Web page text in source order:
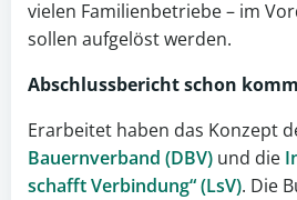
vielen Familienbetriebe – im
sollen aufgelöst werden.
Abschlussbericht schon
Erarbeitet haben das Konzept
Bauernverband (DBV) und die
schafft Verbindung“ (LsV). Die